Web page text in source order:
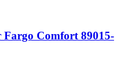
Comfort 89015-